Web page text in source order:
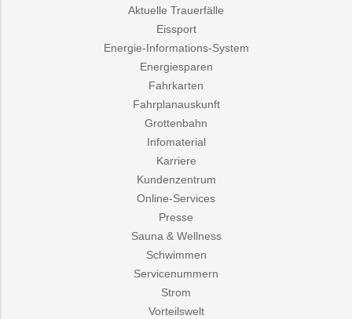
Aktuelle Trauerfälle
Eissport
Energie-Informations-System
Energiesparen
Fahrkarten
Fahrplanauskunft
Grottenbahn
Infomaterial
Karriere
Kundenzentrum
Online-Services
Presse
Sauna & Wellness
Schwimmen
Servicenummern
Strom
Vorteilswelt